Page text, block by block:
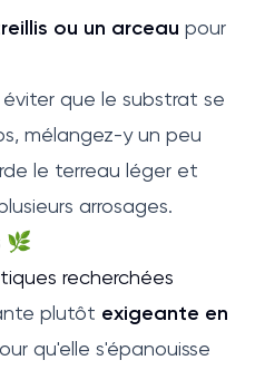
ou un arceau pour
que le substrat se
mélangez-y un peu
le terreau léger et
arrosages.
🌿
recherchées
plutôt exigeante en
qu'elle s'épanouisse